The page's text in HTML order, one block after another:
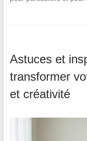
Astuces et
transformer
et créativité